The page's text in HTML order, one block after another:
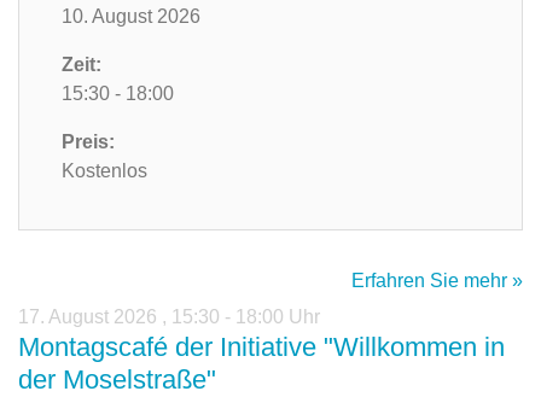
10. August 2026
Zeit:
15:30 - 18:00
Preis:
Kostenlos
Erfahren Sie mehr »
17. August 2026 , 15:30 - 18:00 Uhr
Montagscafé der Initiative "Willkommen in
der Moselstraße"